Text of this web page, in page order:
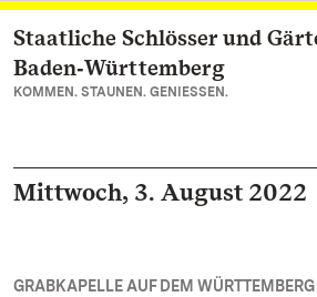
Zum Hauptinhalt springen
Staatliche Schlösser und
Baden‑Württemberg
KOMMEN. STAUNEN. GENIESSEN.
Mittwoch, 3. August 2022
GRABKAPELLE AUF DEM